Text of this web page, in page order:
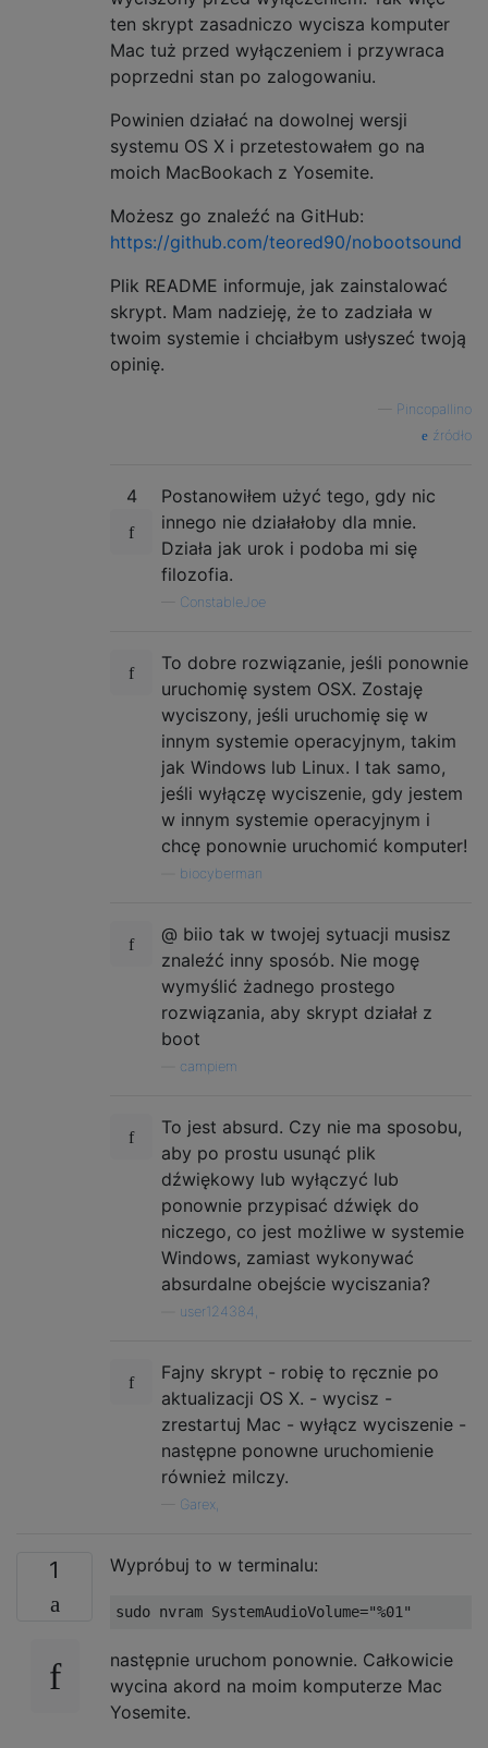
ten skrypt zasadniczo wycisza komputer
Mac tuż przed wyłączeniem i przywraca
poprzedni stan po zalogowaniu.
Powinien działać na dowolnej wersji
systemu OS X i przetestowałem go na
moich MacBookach z Yosemite.
Możesz go znaleźć na GitHub:
https://github.com/teored90/nobootsound
Plik README informuje, jak zainstalować
skrypt. Mam nadzieję, że to zadziała w
twoim systemie i chciałbym usłyszeć twoją
opinię.
Pincopallino
źródło
4
Postanowiłem użyć tego, gdy nic
innego nie działałoby dla mnie.
Działa jak urok i podoba mi się
filozofia.
ConstableJoe
To dobre rozwiązanie, jeśli ponownie
uruchomię system OSX. Zostaję
wyciszony, jeśli uruchomię się w
innym systemie operacyjnym, takim
jak Windows lub Linux. I tak samo,
jeśli wyłączę wyciszenie, gdy jestem
w innym systemie operacyjnym i
chcę ponownie uruchomić komputer!
biocyberman
@ biio tak w twojej sytuacji musisz
znaleźć inny sposób. Nie mogę
wymyślić żadnego prostego
rozwiązania, aby skrypt działał z
boot
campiem
To jest absurd. Czy nie ma sposobu,
aby po prostu usunąć plik
dźwiękowy lub wyłączyć lub
ponownie przypisać dźwięk do
niczego, co jest możliwe w systemie
Windows, zamiast wykonywać
absurdalne obejście wyciszania?
user124384,
Fajny skrypt - robię to ręcznie po
aktualizacji OS X. - wycisz -
zrestartuj Mac - wyłącz wyciszenie -
następne ponowne uruchomienie
również milczy.
Garex,
1 Wypróbuj to w terminalu:
następnie uruchom ponownie. Całkowicie
wycina akord na moim komputerze Mac
Yosemite.